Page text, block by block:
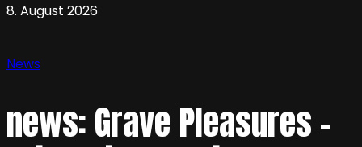
8. August 2026
News
news: Grave Pleasures –